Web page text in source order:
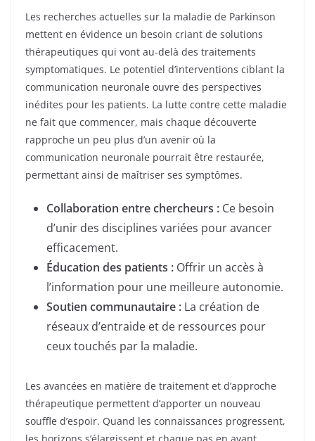
Les recherches actuelles sur la maladie de Parkinson
mettent en évidence un besoin criant de solutions
thérapeutiques qui vont au-delà des traitements
symptomatiques. Le potentiel d’interventions ciblant la
communication neuronale ouvre des perspectives
inédites pour les patients. La lutte contre cette maladie
ne fait que commencer, mais chaque découverte
rapproche un peu plus d’un avenir où la
communication neuronale pourrait être restaurée,
permettant ainsi de maîtriser ses symptômes.
Collaboration entre chercheurs : Ce besoin
d’unir des disciplines variées pour avancer
efficacement.
Éducation des patients : Offrir un accès à
l’information pour une meilleure autonomie.
Soutien communautaire : La création de
réseaux d’entraide et de ressources pour
ceux touchés par la maladie.
Les avancées en matière de traitement et d’approche
thérapeutique permettent d’apporter un nouveau
souffle d’espoir. Quand les connaissances progressent,
les horizons s’élargissent et chaque pas en avant